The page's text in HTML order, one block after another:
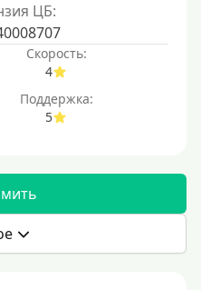
ЦБ:
Скорость:
4
Поддержка:
5